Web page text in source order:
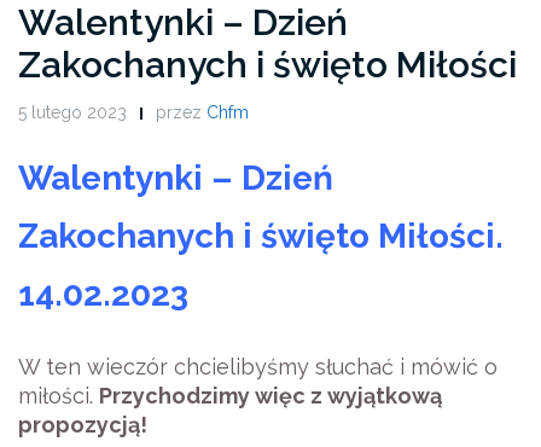
Walentynki – Dzień
Zakochanych i święto Miłości
5 lutego 2023 przez Chfm
Walentynki – Dzień
Zakochanych i święto Miłości.
14.02.2023
W ten wieczór chcielibyśmy słuchać i mówić o
miłości. Przychodzimy więc z wyjątkową
propozycją!